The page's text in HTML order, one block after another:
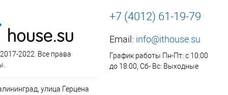
2022. Все права
улица Герцена
+7 (4012) 61-19-79
Email: info@ithouse.su
График работы Пн-Пт: с 10:00
до 18:00, Сб- Вс: Выходные